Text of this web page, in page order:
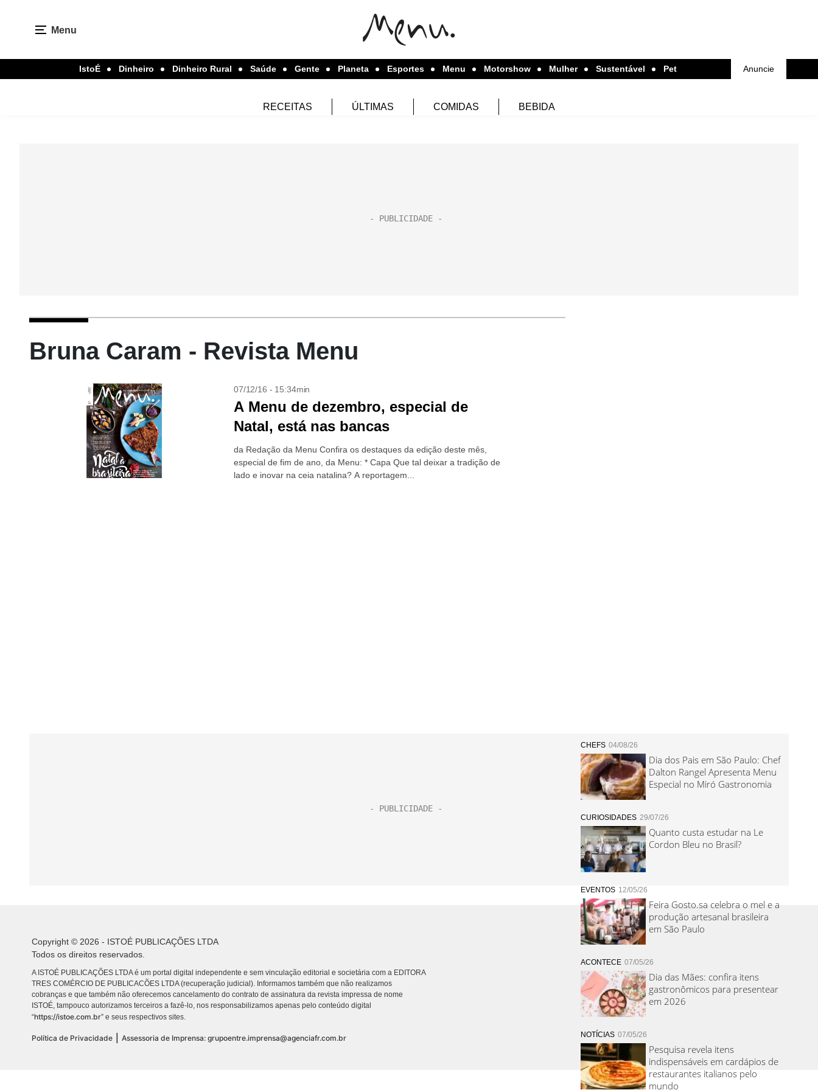
Menu
IstoÉ Dinheiro Dinheiro Rural Saúde Gente Planeta Esportes Menu Motorshow Mulher Sustentável Pet Anuncie
RECEITAS ÚLTIMAS COMIDAS BEBIDA
Bruna Caram - Revista Menu
07/12/16 - 15:34min
A Menu de dezembro, especial de
Natal, está nas bancas
da Redação da Menu Confira os destaques da edição deste mês,
especial de fim de ano, da Menu: * Capa Que tal deixar a tradição de
lado e inovar na ceia natalina? A reportagem...
CHEFS 04/08/26
Dia dos Pais em São Paulo: Chef
Dalton Rangel Apresenta Menu
Especial no Miró Gastronomia
CURIOSIDADES 29/07/26
Quanto custa estudar na Le
Cordon Bleu no Brasil?
EVENTOS 12/05/26
Feira Gosto.sa celebra o mel e a
produção artesanal brasileira
em São Paulo
ACONTECE 07/05/26
Dia das Mães: confira itens
gastronômicos para presentear
em 2026
NOTÍCIAS 07/05/26
Pesquisa revela itens
indispensáveis em cardápios de
restaurantes italianos pelo
mundo
Copyright © 2026 - ISTOÉ PUBLICAÇÕES LTDA
Todos os direitos reservados.
A ISTOÉ PUBLICAÇÕES LTDA é um portal digital independente e sem vinculação editorial e societária com a EDITORA
TRES COMÉRCIO DE PUBLICACÕES LTDA (recuperação judicial). Informamos também que não realizamos
cobranças e que também não oferecemos cancelamento do contrato de assinatura da revista impressa de nome
ISTOÉ, tampouco autorizamos terceiros a fazê-lo, nos responsabilizamos apenas pelo conteúdo digital
“https://istoe.com.br” e seus respectivos sites.
Política de Privacidade Assessoria de Imprensa: grupoentre.imprensa@agenciafr.com.br